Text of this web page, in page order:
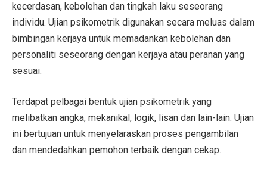
kecerdasan, kebolehan dan tingkah laku seseorang
individu. Ujian psikometrik digunakan secara meluas dalam
bimbingan kerjaya untuk memadankan kebolehan dan
personaliti seseorang dengan kerjaya atau peranan yang
sesuai.
Terdapat pelbagai bentuk ujian psikometrik yang
melibatkan angka, mekanikal, logik, lisan dan lain-lain. Ujian
ini bertujuan untuk menyelaraskan proses pengambilan
dan mendedahkan pemohon terbaik dengan cekap.